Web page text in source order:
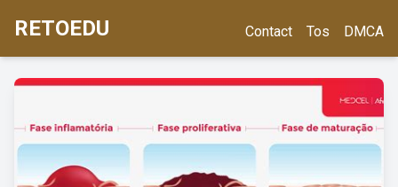
RETOEDU Contact Tos DMCA